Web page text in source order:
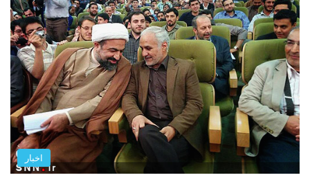
اخبار